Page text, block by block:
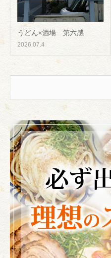
うどん×酒場 第六感
2026.07.4